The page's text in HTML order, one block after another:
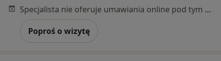
Specjalista nie oferuje umawiania online pod tym adresem.
Poproś o wizytę